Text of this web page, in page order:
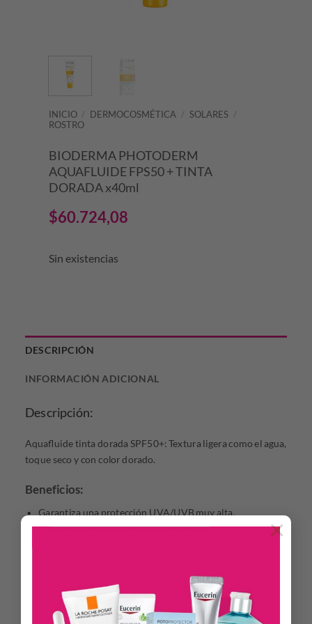
×
INICIO / DERMOCOSMÉTICA / SOLARES /
ROSTRO
BIODERMA PHOTODERM
AQUAFLUIDE FPS50 + TINTA
DORADA x40ml
$60.724,08
Sin existencias
DESCRIPCIÓN
INFORMACIÓN ADICIONAL
Descripción:
Aquafluide tinta dorada SPF50+: Textura ligera como el agua,
toque seco y con color dorado.
Beneficios:
Garantiza una protección UVA/UVB muy alta.
8hs de hidratación .
Deja una sensación de toque seco.